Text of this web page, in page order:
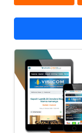
JABAR
WN
BANTEN
WN
NTT